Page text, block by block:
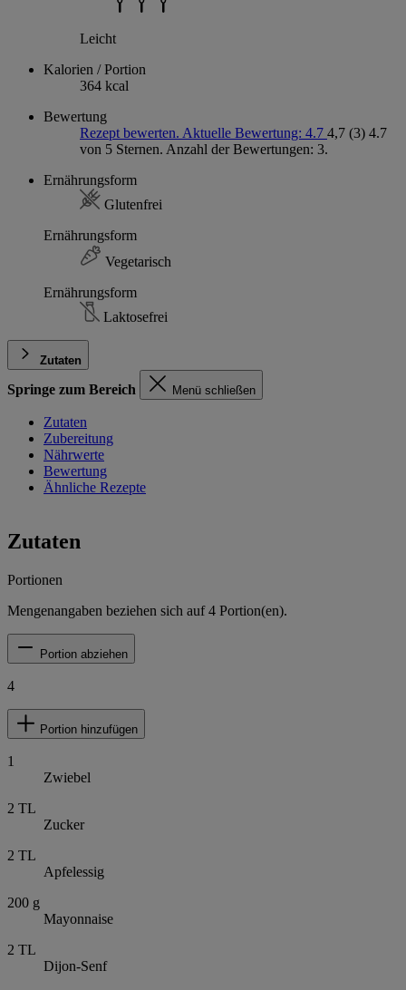
Leicht
Kalorien / Portion
364 kcal
Bewertung
Rezept bewerten. Aktuelle Bewertung: 4.7 4,7 (3) 4.7
von 5 Sternen. Anzahl der Bewertungen: 3.
Ernährungsform
Glutenfrei
Ernährungsform
Vegetarisch
Ernährungsform
Laktosefrei
Zutaten
Springe zum Bereich Menü schließen
Zutaten
Zubereitung
Nährwerte
Bewertung
Ähnliche Rezepte
Zutaten
Portionen
Mengenangaben beziehen sich auf4 Portion(en).
Portion abziehen
4
Portion hinzufügen
1
Zwiebel
2 TL
Zucker
2 TL
Apfelessig
200 g
Mayonnaise
2 TL
Dijon-Senf